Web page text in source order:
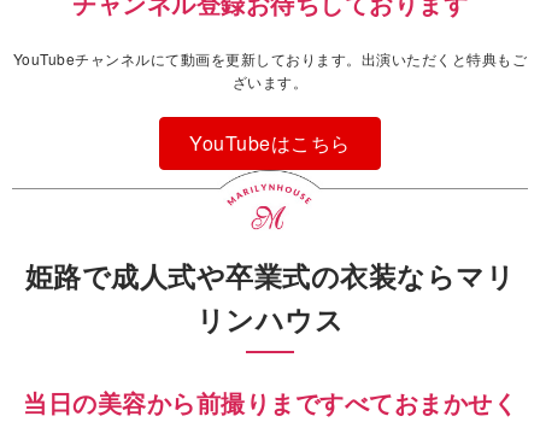
YouTubeチャンネルにて動画を更新しております。出演いただくと特典もご
ざいます。
YouTubeはこちら
姫路で成人式や卒業式の衣装ならマリ
リンハウス
当日の美容から前撮りまですべておまかせく